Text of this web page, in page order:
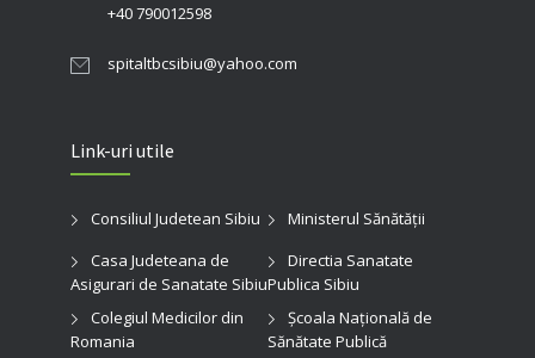
+40 790012598
spitaltbcsibiu@yahoo.com
Link-uri utile
Consiliul Judetean Sibiu
Ministerul Sănătății
Casa Judeteana de
Asigurari de Sanatate Sibiu
Directia Sanatate
Publica Sibiu
Colegiul Medicilor din
Romania
Şcoala Naţională de
Sănătate Publică